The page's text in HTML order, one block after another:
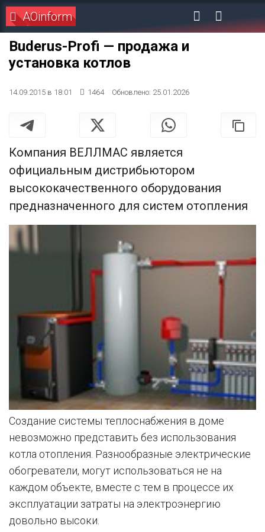
AOinform
Buderus-Profi — продажа и
установка котлов
14.09.2015 в 18:01 1464 Обновлено: 25.01.2026
Компания ВЕЛЛМАС является
официальным дистрибьютором
высококачественного оборудования
предназначенного для систем отопления
Создание системы теплоснабжения в доме
невозможно представить без использования
котла отопления. Разнообразные электрические
обогреватели, могут использоваться не на
каждом объекте, вместе с тем в процессе их
эксплуатации затраты на электроэнергию
довольно высоки.